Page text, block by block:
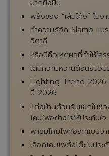
บทความอื่น ๆ
SANS SOUCI แบรนด์โ
ชัวรีจากสาธารณรัฐเช็ก
หรือนี่คือสัญญาณเตือนที่
หรือโคมไฟได้แล้ว
ทำไมโคมไฟสีเงินจึงเป็นสี
โคมไฟติดผนัง: ไอเท็มตก